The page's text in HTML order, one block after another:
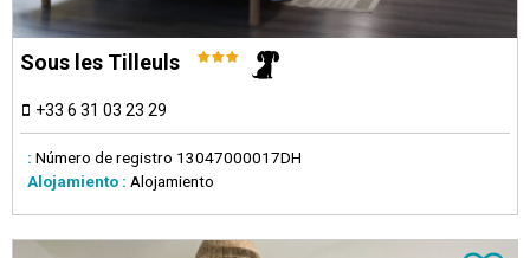
Sous les Tilleuls
+33 6 31 03 23 29
: Número de registro 13047000017DH
Alojamiento : Alojamiento